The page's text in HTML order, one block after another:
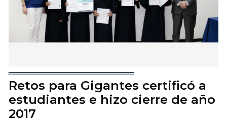
Retos para Gigantes certificó a
estudiantes e hizo cierre de año
2017